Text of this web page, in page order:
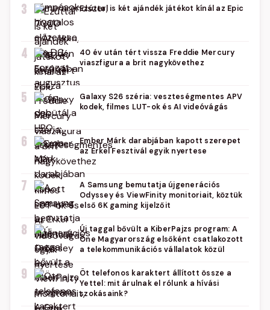
3 Ezúttal is két ajándék játékot kínál az Epic
4
40 év után tért vissza Freddie Mercury
viaszfigura a brit nagykövethez
5
Galaxy S26 széria: veszteségmentes APV
kodek, filmes LUT-ok és AI videóvágás
6
Ember Márk darabjában kapott szerepet
az Erkel Fesztivál egyik nyertese
7
A Samsung bemutatja újgenerációs
Odyssey és ViewFinity monitoriait, köztük
első 6K gaming kijelzőit
8
Új taggal bővült a KiberPajzs program: A
One Magyarország elsőként csatlakozott
a telekommunikációs vállalatok közül
9
Öt telefonos karaktert állított össze a
Yettel: mit árulnak el rólunk a hívási
szokásaink?